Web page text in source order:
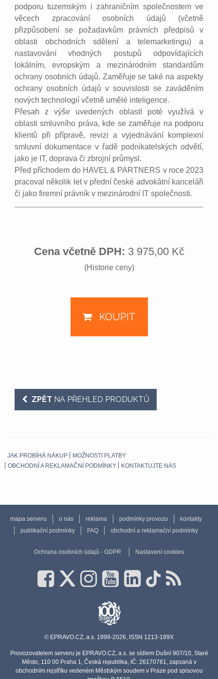
podporu tuzemským i zahraničním společnostem ve
věcech zpracování osobních údajů (včetně
přizpůsobení se požadavkům právních předpisů v
oblasti obchodních sdělení a telemarketingu) a
nastavování vhodných postupů odpovídajících
lokálním, evropským a mezinárodním standardům
ochrany osobních údajů. Zaměřuje se také na aspekty
ochrany osobních údajů v souvislosti se zaváděním
nových technologií včetně umělé inteligence.
Přesah z výše uvedených oblastí poté využívá v
oblasti smluvního práva, kde se zaměřuje na podporu
klientů při přípravě, revizi a vyjednávání komplexní
smluvní dokumentace v řadě podnikatelských odvětí,
jako je IT, doprava či zbrojní průmysl.
Před příchodem do HAVEL & PARTNERS v roce 2023
pracoval několik let v přední české advokátní kanceláři
či jako firemní právník v mezinárodní IT společnosti.
Cena včetně DPH: 3 975,00 Kč
(Historie ceny)
KOUPIT
ZPĚT NA PŘEHLED PRODUKTŮ
JAK PROBÍHÁ NÁKUP
MOŽNOSTI PLATBY
OBCHODNÍ A REKLAMAČNÍ PODMÍNKY
KONTAKTUJTE NÁS
mapa serveru o nás reklama podmínky provozu
kontakty
publikační podmínky
FAQ obchodní a reklamační podmínky
Ochrana osobních údajů - GDPR Nastavení cookies
© EPRAVO.CZ, a.s. 1999-2026, ISSN 1213-189X
Provozovatelem serveru je EPRAVO.CZ, a.s. se sídlem Dušní 907/10, Staré
Město, 110 00 Praha 1, Česká republika, IČ: 26170761, zapsaná v
obchodním rejstříku vedeném Městským soudem v Praze pod spisovou